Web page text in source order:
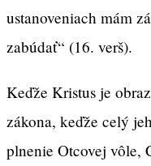
ustanoveniach mám
zabúdať“ (16. verš).
Keďže Kristus je
zákona, keďže celý
plnenie Otcovej vôle,